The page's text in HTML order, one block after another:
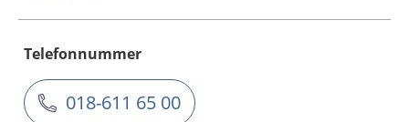
Telefonnummer
018-611 65 00